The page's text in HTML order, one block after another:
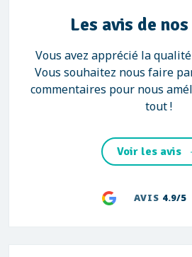
Les avis de
Vous avez apprécié la
Vous souhaitez nous faire
commentaires pour nous
tout !
Voir les avis
AVIS 4.9/5